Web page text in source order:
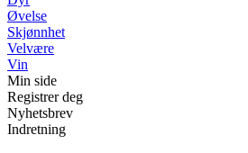
Øvelse
Skjønnhet
Velvære
Vin
Min side
Registrer deg
Nyhetsbrev
Indretning